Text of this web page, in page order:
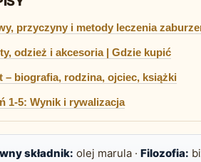
przyczyny i metody leczenia
odzież i akcesoria | Gdzie kupić
– biografia, rodzina, ojciec, książki
1-5: Wynik i rywalizacja
składnik: olej marula · Filozofia: